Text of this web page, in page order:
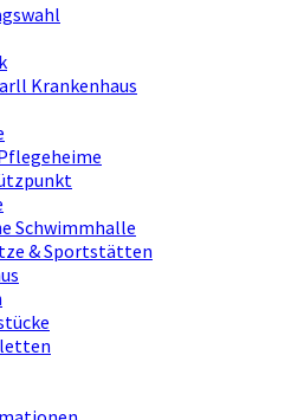
Krankenhaus
Schwimmhalle
& Sportstätten